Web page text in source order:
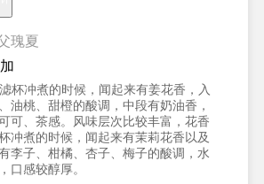
瑰夏
杯冲煮的时候，闻起来有姜花香，入
油桃、甜橙的酸调，中段有奶油香，
可、茶感。风味层次比较丰富，花香
冲煮的时候，闻起来有茉莉花香以及
李子、柑橘、杏子、梅子的酸调，水
口感较醇厚。